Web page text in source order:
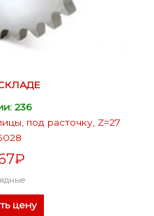
236
под расточку, Z=27
₽
цену